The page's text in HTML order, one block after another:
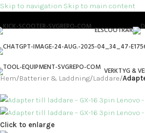
Skip to navigation Skip to main content
ELSCOOTRAR
VERKTYG &
Hem/Batterier & Laddning/Laddare/
Click to enlarge